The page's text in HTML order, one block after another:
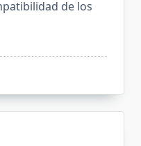
de los